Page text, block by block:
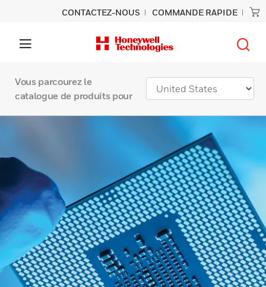
CONTACTEZ-NOUS COMMANDE RAPIDE
Vous parcourez le
catalogue de produits pour